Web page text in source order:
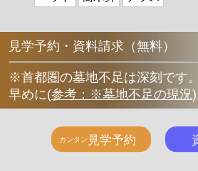
見学予約・資料請求（無料）
※首都圏の墓地不足は深刻です
早めに(参考：※墓地不足の現況)